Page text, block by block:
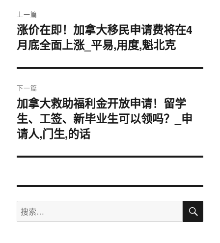
章
导
航
上一篇
上
篇
章：
涨价在即！加拿大移民申请费将在4
月底全面上涨_平易,用度,魁北克
下一篇
下
篇
文
加拿大救助福利金开放申请！留学
生、工签、新毕业生可以领吗？_申
请人,门生,的话
搜
索：
搜